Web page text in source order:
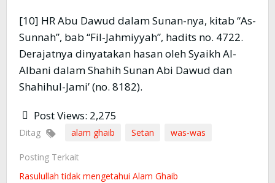
[10] HR Abu Dawud dalam Sunan-nya, kitab “As-
Sunnah”, bab “Fil-Jahmiyyah”, hadits no. 4722.
Derajatnya dinyatakan hasan oleh Syaikh Al-
Albani dalam Shahih Sunan Abi Dawud dan
Shahihul-Jami’ (no. 8182).
Post Views: 2,275
Ditag alam ghaib Setan was-was
Posting Terkait
Rasulullah tidak mengetahui Alam Ghaib